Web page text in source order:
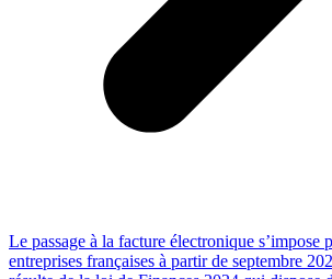
Le passage à la facture électronique s’impose
entreprises françaises à partir de septembre